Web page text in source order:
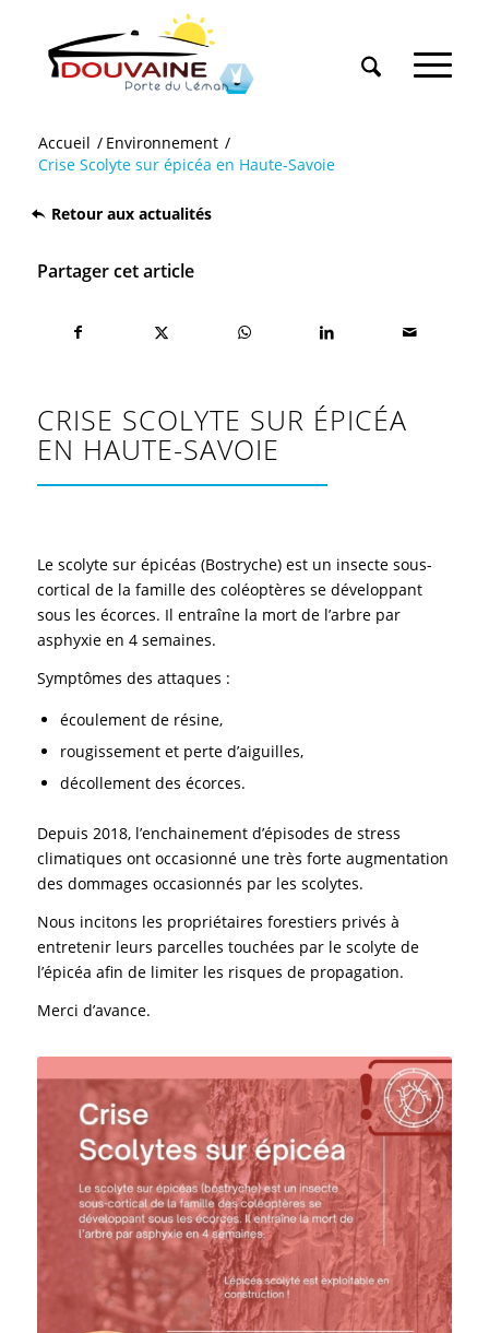
Accueil / Environnement /
Crise Scolyte sur épicéa en Haute-Savoie
Retour aux actualités
Partager cet article
CRISE SCOLYTE SUR ÉPICÉA
EN HAUTE-SAVOIE
Le scolyte sur épicéas (Bostryche) est un insecte sous-
cortical de la famille des coléoptères se développant
sous les écorces. Il entraîne la mort de l’arbre par
asphyxie en 4 semaines.
Symptômes des attaques :
écoulement de résine,
rougissement et perte d’aiguilles,
décollement des écorces.
Depuis 2018, l’enchainement d’épisodes de stress
climatiques ont occasionné une très forte augmentation
des dommages occasionnés par les scolytes.
Nous incitons les propriétaires forestiers privés à
entretenir leurs parcelles touchées par le scolyte de
l’épicéa afin de limiter les risques de propagation.
Merci d’avance.